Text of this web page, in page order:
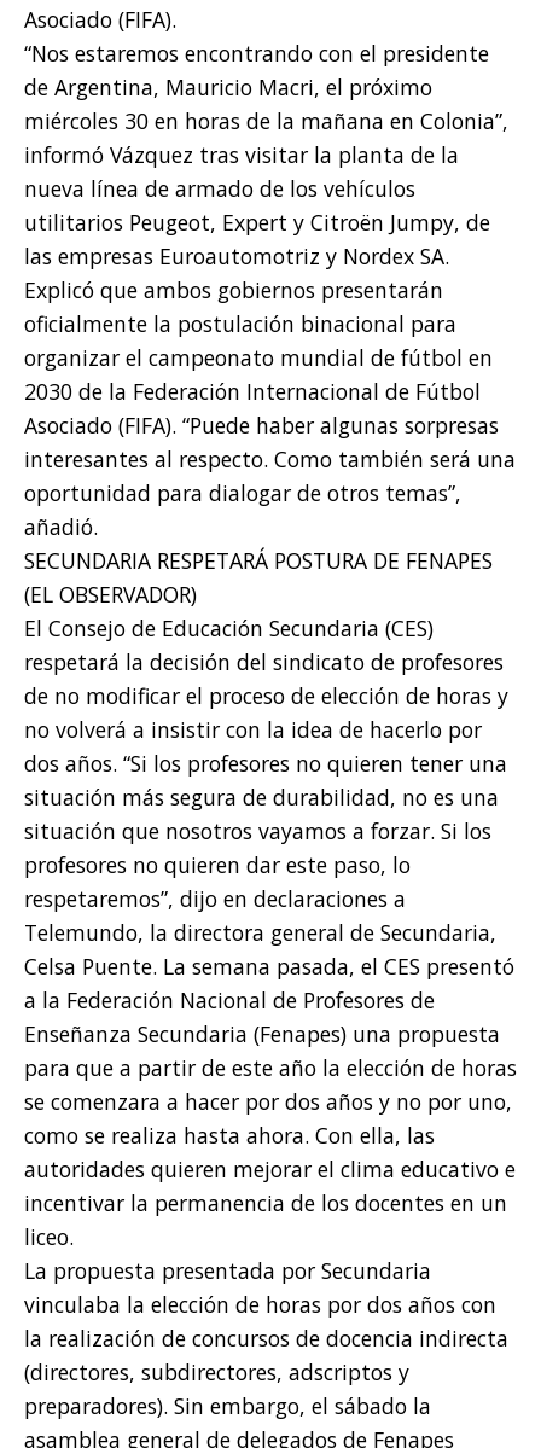
Asociado (FIFA).
“Nos estaremos encontrando con el presidente
de Argentina, Mauricio Macri, el próximo
miércoles 30 en horas de la mañana en Colonia”,
informó Vázquez tras visitar la planta de la
nueva línea de armado de los vehículos
utilitarios Peugeot, Expert y Citroën Jumpy, de
las empresas Euroautomotriz y Nordex SA.
Explicó que ambos gobiernos presentarán
oficialmente la postulación binacional para
organizar el campeonato mundial de fútbol en
2030 de la Federación Internacional de Fútbol
Asociado (FIFA). “Puede haber algunas sorpresas
interesantes al respecto. Como también será una
oportunidad para dialogar de otros temas”,
añadió.
SECUNDARIA RESPETARÁ POSTURA DE FENAPES
(EL OBSERVADOR)
El Consejo de Educación Secundaria (CES)
respetará la decisión del sindicato de profesores
de no modificar el proceso de elección de horas y
no volverá a insistir con la idea de hacerlo por
dos años. “Si los profesores no quieren tener una
situación más segura de durabilidad, no es una
situación que nosotros vayamos a forzar. Si los
profesores no quieren dar este paso, lo
respetaremos”, dijo en declaraciones a
Telemundo, la directora general de Secundaria,
Celsa Puente. La semana pasada, el CES presentó
a la Federación Nacional de Profesores de
Enseñanza Secundaria (Fenapes) una propuesta
para que a partir de este año la elección de horas
se comenzara a hacer por dos años y no por uno,
como se realiza hasta ahora. Con ella, las
autoridades quieren mejorar el clima educativo e
incentivar la permanencia de los docentes en un
liceo.
La propuesta presentada por Secundaria
vinculaba la elección de horas por dos años con
la realización de concursos de docencia indirecta
(directores, subdirectores, adscriptos y
preparadores). Sin embargo, el sábado la
asamblea general de delegados de Fenapes